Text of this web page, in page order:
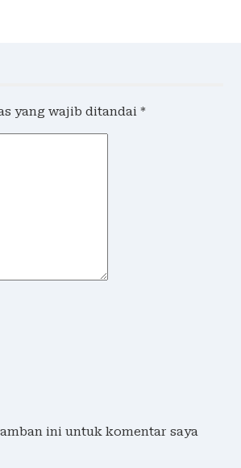
yang wajib ditandai *
ini untuk komentar saya